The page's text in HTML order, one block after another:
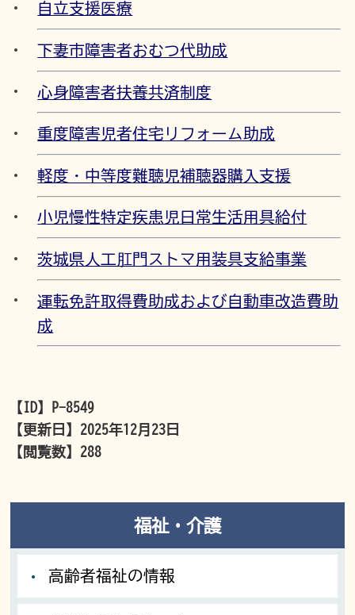
自立支援医療
下妻市障害者おむつ代助成
心身障害者扶養共済制度
重度障害児者住宅リフォーム助成
軽度・中等度難聴児補聴器購入支援
小児慢性特定疾患児日常生活用具給付
茨城県人工肛門ストマ用装具支給事業
運転免許取得費助成および自動車改造費助
成
【ID】
P-8549
【更新日】 2025年12月23日
【閲覧数】 288
福祉・介護
高齢者福祉の情報